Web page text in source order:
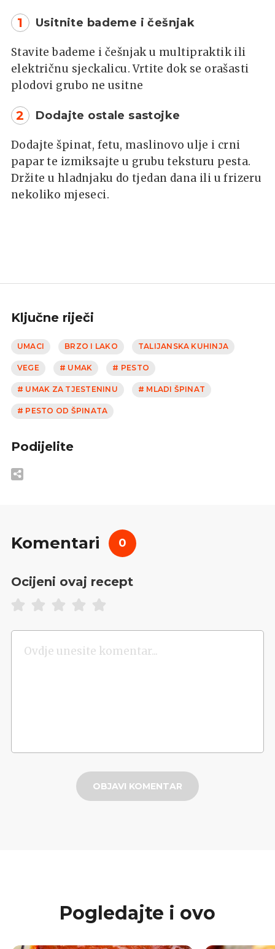
1 Usitnite bademe i češnjak
Stavite bademe i češnjak u multipraktik ili
električnu sjeckalicu. Vrtite dok se orašasti
plodovi grubo ne usitne
2 Dodajte ostale sastojke
Dodajte špinat, fetu, maslinovo ulje i crni
papar te izmiksajte u grubu teksturu pesta.
Držite u hladnjaku do tjedan dana ili u frizeru
nekoliko mjeseci.
Ključne riječi
UMACI BRZO I LAKO TALIJANSKA KUHINJA
VEGE # UMAK # PESTO
# UMAK ZA TJESTENINU # MLADI ŠPINAT
# PESTO OD ŠPINATA
Podijelite
Komentari 0
Ocijeni ovaj recept
OBJAVI KOMENTAR
Pogledajte i ovo